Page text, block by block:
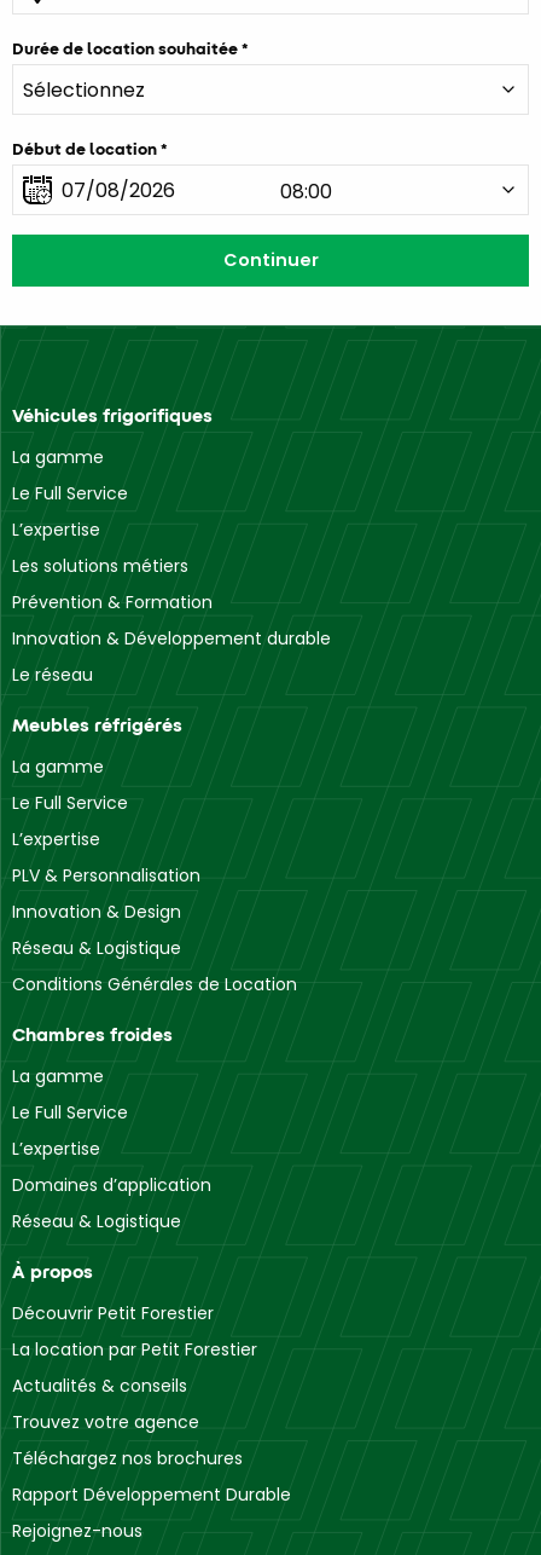
Durée de location souhaitée
Début de location
Véhicules frigorifiques
La gamme
Le Full Service
L’expertise
Les solutions métiers
Prévention & Formation
Innovation & Développement durable
Le réseau
Meubles réfrigérés
La gamme
Le Full Service
L’expertise
PLV & Personnalisation
Innovation & Design
Réseau & Logistique
Conditions Générales de Location
Chambres froides
La gamme
Le Full Service
L’expertise
Domaines d’application
Réseau & Logistique
À propos
Découvrir Petit Forestier
La location par Petit Forestier
Actualités & conseils
Trouvez votre agence
Téléchargez nos brochures
Rapport Développement Durable
Rejoignez-nous